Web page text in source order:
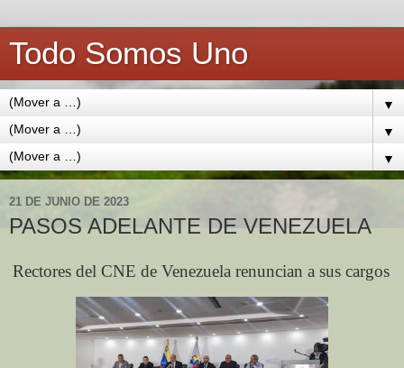
Todo Somos Uno
▼
▼
▼
21 DE JUNIO DE 2023
PASOS ADELANTE DE VENEZUELA
Rectores del CNE de Venezuela renuncian a sus cargos